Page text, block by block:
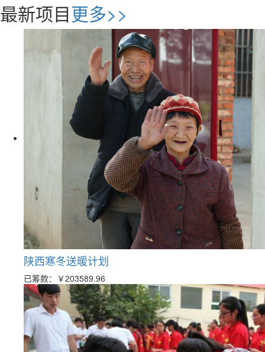
最新项目更多>>
陕西寒冬送暖计划
已筹款： ￥203589.96